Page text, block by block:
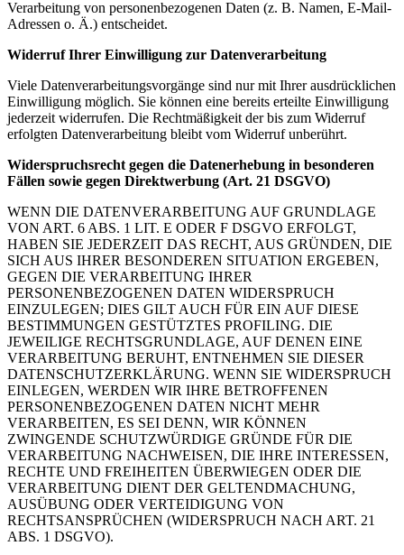
Verarbeitung von personenbezogenen Daten (z. B. Namen, E-Mail-
Adressen o. Ä.) entscheidet.
Widerruf Ihrer Einwilligung zur Datenverarbeitung
Viele Datenverarbeitungsvorgänge sind nur mit Ihrer ausdrücklichen
Einwilligung möglich. Sie können eine bereits erteilte Einwilligung
jederzeit widerrufen. Die Rechtmäßigkeit der bis zum Widerruf
erfolgten Datenverarbeitung bleibt vom Widerruf unberührt.
Widerspruchsrecht gegen die Datenerhebung in besonderen
Fällen sowie gegen Direktwerbung (Art. 21 DSGVO)
WENN DIE DATENVERARBEITUNG AUF GRUNDLAGE
VON ART. 6 ABS. 1 LIT. E ODER F DSGVO ERFOLGT,
HABEN SIE JEDERZEIT DAS RECHT, AUS GRÜNDEN, DIE
SICH AUS IHRER BESONDEREN SITUATION ERGEBEN,
GEGEN DIE VERARBEITUNG IHRER
PERSONENBEZOGENEN DATEN WIDERSPRUCH
EINZULEGEN; DIES GILT AUCH FÜR EIN AUF DIESE
BESTIMMUNGEN GESTÜTZTES PROFILING. DIE
JEWEILIGE RECHTSGRUNDLAGE, AUF DENEN EINE
VERARBEITUNG BERUHT, ENTNEHMEN SIE DIESER
DATENSCHUTZERKLÄRUNG. WENN SIE WIDERSPRUCH
EINLEGEN, WERDEN WIR IHRE BETROFFENEN
PERSONENBEZOGENEN DATEN NICHT MEHR
VERARBEITEN, ES SEI DENN, WIR KÖNNEN
ZWINGENDE SCHUTZWÜRDIGE GRÜNDE FÜR DIE
VERARBEITUNG NACHWEISEN, DIE IHRE INTERESSEN,
RECHTE UND FREIHEITEN ÜBERWIEGEN ODER DIE
VERARBEITUNG DIENT DER GELTENDMACHUNG,
AUSÜBUNG ODER VERTEIDIGUNG VON
RECHTSANSPRÜCHEN (WIDERSPRUCH NACH ART. 21
ABS. 1 DSGVO).